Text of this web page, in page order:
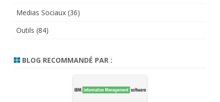
Medias Sociaux (36)
Outils (84)
BLOG RECOMMANDÉ PAR :